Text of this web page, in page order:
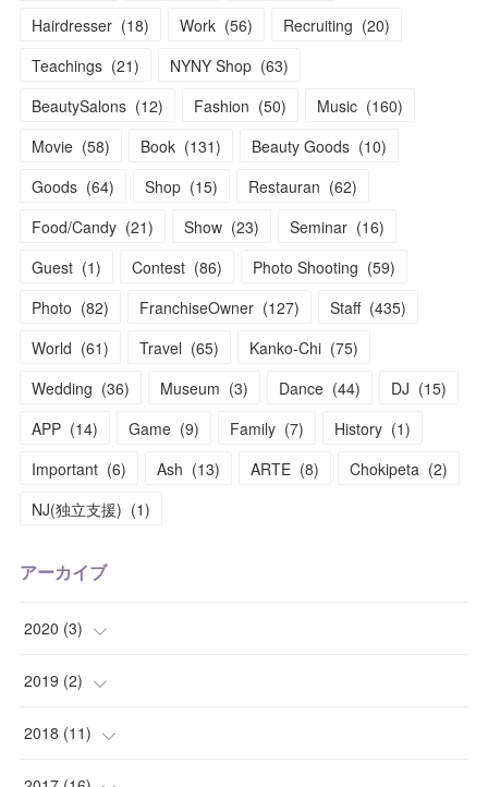
Hairdresser (18) Work (56) Recruiting (20)
Teachings (21) NYNY Shop (63)
BeautySalons (12) Fashion (50) Music (160)
Movie (58) Book (131) Beauty Goods (10)
Goods (64) Shop (15) Restauran (62)
Food/Candy (21) Show (23) Seminar (16)
Guest (1) Contest (86) Photo Shooting (59)
Photo (82) FranchiseOwner (127) Staff (435)
World (61) Travel (65) Kanko-Chi (75)
Wedding (36) Museum (3) Dance (44) DJ (15)
APP (14) Game (9) Family (7) History (1)
Important (6) Ash (13) ARTE (8) Chokipeta (2)
NJ(独立支援) (1)
アーカイブ
2020 (3)
(1
( 1)
(1)
2019 (2)
( 1)
(1)
2018 (11)